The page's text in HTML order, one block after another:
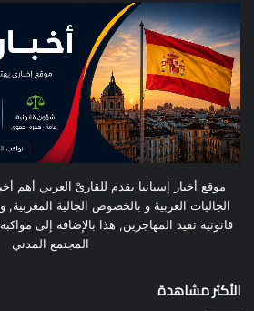
موقع أخبار إسبانيا يقدم للقارىْ العربي أهم
الجاليات العربية و بالخصوص الجالية
قانونية تفيد المهاجرين, هذا بالإضافة إلى
المجتمع المدني
الأكثر مشاهدة